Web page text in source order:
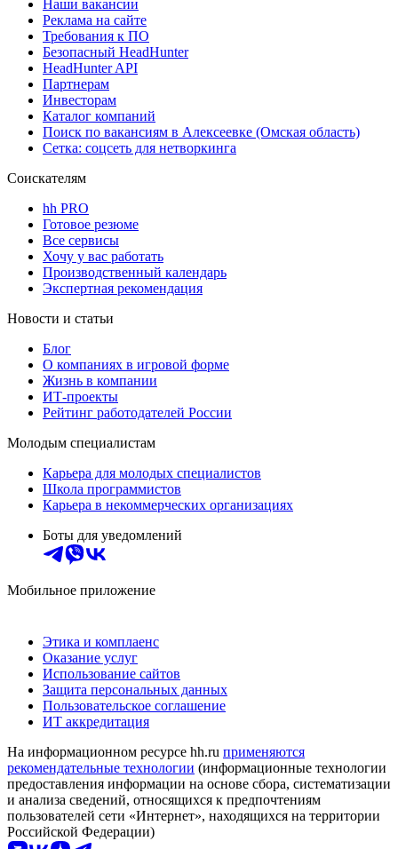
Наши вакансии
Реклама на сайте
Требования к ПО
Безопасный HeadHunter
HeadHunter API
Партнерам
Инвесторам
Каталог компаний
Поиск по вакансиям в Алексеевке (Омская область)
Сетка: соцсеть для нетворкинга
Соискателям
hh PRO
Готовое резюме
Все сервисы
Хочу у вас работать
Производственный календарь
Экспертная рекомендация
Новости и статьи
Блог
О компаниях в игровой форме
Жизнь в компании
ИТ-проекты
Рейтинг работодателей России
Молодым специалистам
Карьера для молодых специалистов
Школа программистов
Карьера в некоммерческих организациях
Боты для уведомлений
Мобильное приложение
Этика и комплаенс
Оказание услуг
Использование сайтов
Защита персональных данных
Пользовательское соглашение
ИТ аккредитация
На информационном ресурсе hh.ru применяются
рекомендательные технологии (информационные технологии
предоставления информации на основе сбора, систематизации
и анализа сведений, относящихся к предпочтениям
пользователей сети «Интернет», находящихся на территории
Российской Федерации)